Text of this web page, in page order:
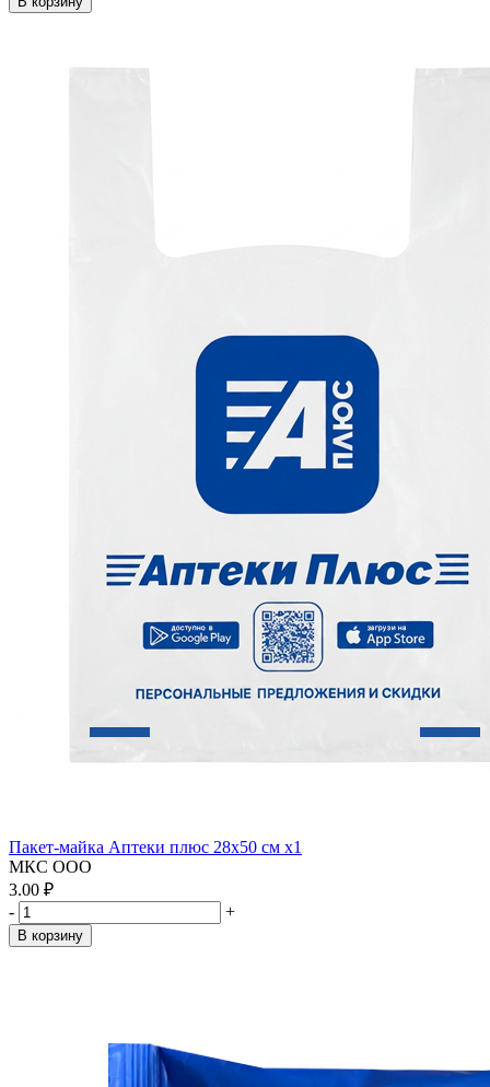
Пакет-майка Аптеки плюс 28х50 см x1
МКС ООО
3.00 ₽
-
+
В корзину